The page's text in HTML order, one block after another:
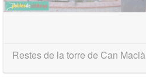
Restes de la torre de Can Macià